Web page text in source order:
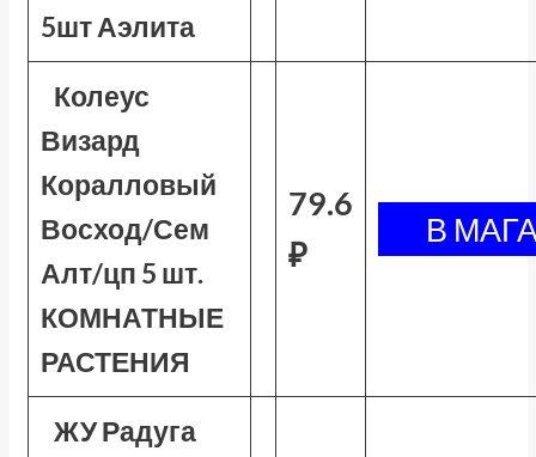
5шт Аэлита
Колеус
Визард
Коралловый
Восход/Сем
Алт/цп 5 шт.
КОМНАТНЫЕ
РАСТЕНИЯ
79.6
₽
ЖУ Радуга